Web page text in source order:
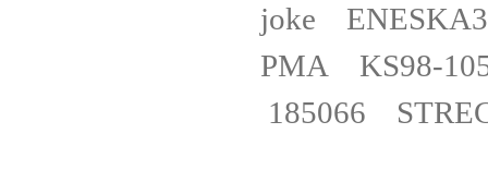
joke
PMA KS98-
185066